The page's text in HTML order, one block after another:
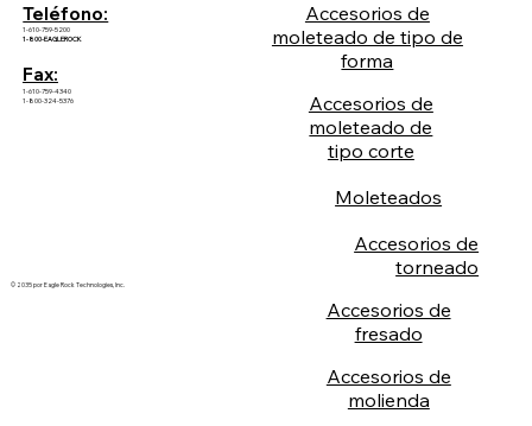
Teléfono:
1-610-759-5200
1-800-EAGLEROCK
Fax:
1-610-759-4340
1-800-324-5376
© 2035 por Eagle Rock Technologies, Inc.
Accesorios de
moleteado de tipo de
forma
Accesorios de
moleteado de
tipo corte
Moleteados
Accesorios de
torneado
Accesorios de
fresado
Accesorios de
molienda